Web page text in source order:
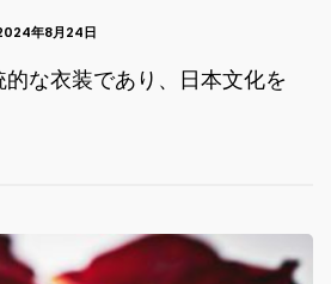
年8月24日
な衣装であり、日本文化を